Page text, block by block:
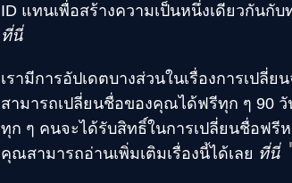
ID แทนเพื่อสร้างความเป็นหนึ่งเดียวกันกั
ที่นี่
เรามีการอัปเดตบางส่วนในเรื่องการเปลี่
สามารถเปลี่ยนชื่อของคุณได้ฟรีทุก ๆ 90
ทุก ๆ คนจะได้รับสิทธิ์ในการเปลี่ยนชื่อฟรี
คุณสามารถอ่านเพิ่มเติมเรื่องนี้ได้เลย ที่นี่